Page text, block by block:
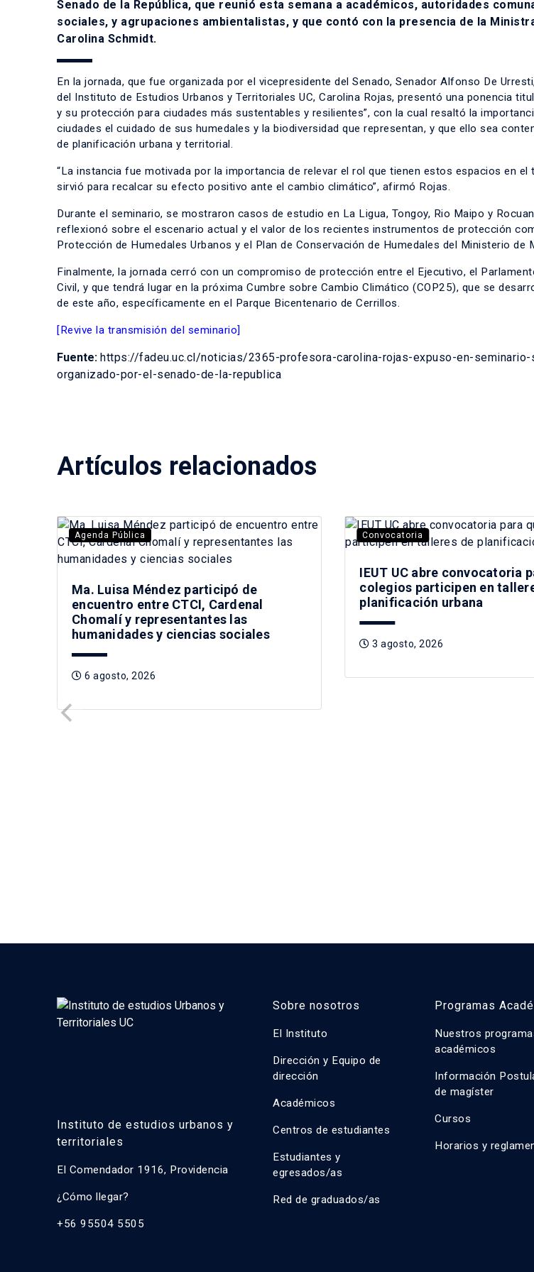
Senado de la República, que reunió esta semana a académicos, autoridades
sociales, y agrupaciones ambientalistas, y que contó con la presencia de la
Carolina Schmidt.
En la jornada, que fue organizada por el vicepresidente del Senado, Senador Alfonso De
del Instituto de Estudios Urbanos y Territoriales UC, Carolina Rojas, presentó una ponencia
y su protección para ciudades más sustentables y resilientes”, con la cual resaltó la
ciudades el cuidado de sus humedales y la biodiversidad que representan, y que ello sea
de planificación urbana y territorial.
“La instancia fue motivada por la importancia de relevar el rol que tienen estos espacios en el
sirvió para recalcar su efecto positivo ante el cambio climático”, afirmó Rojas.
Durante el seminario, se mostraron casos de estudio en La Ligua, Tongoy, Rio Maipo y
reflexionó sobre el escenario actual y el valor de los recientes instrumentos de protección
Protección de Humedales Urbanos y el Plan de Conservación de Humedales del Ministerio de
Finalmente, la jornada cerró con un compromiso de protección entre el Ejecutivo, el
Civil, y que tendrá lugar en la próxima Cumbre sobre Cambio Climático (COP25), que se
de este año, específicamente en el Parque Bicentenario de Cerrillos.
[Revive la transmisión del seminario]
Fuente: https://fadeu.uc.cl/noticias/2365-profesora-carolina-rojas-expuso-en-seminario-
organizado-por-el-senado-de-la-republica
Artículos relacionados
Agenda Pública
Ma. Luisa Méndez participó de
encuentro entre CTCI, Cardenal
Chomalí y representantes las
humanidades y ciencias sociales
6 agosto, 2026
Convocatoria
IEUT UC abre convocatoria
colegios participen en
planificación urbana
3 agosto, 2026
Instituto de estudios urbanos y
territoriales
El Comendador 1916, Providencia
¿Cómo llegar?
+56 95504 5505
Sobre nosotros
El Instituto
Dirección y Equipo de
dirección
Académicos
Centros de estudiantes
Estudiantes y
egresados/as
Red de graduados/as
Programas
Nuestros
académicos
Información
de magíster
Cursos
Horarios y